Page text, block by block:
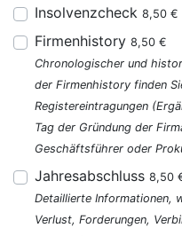
Insolvenzcheck 8,50 €
Firmenhistory 8,50 €
Chronologischer und
der Firmenhistory finden
Registereintragungen
Tag der Gründung der
Geschäftsführer oder
Jahresabschluss 8,50
Detaillierte Informationen,
Verlust, Forderungen,